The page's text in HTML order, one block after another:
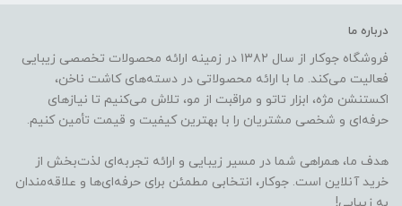
درباره ما
فروشگاه جوکار از سال ۱۳۸۲ در زمینه ارائه محصولات تخصصی زیبایی
فعالیت می‌کند. ما با ارائه محصولاتی در دسته‌های کاشت ناخن،
اکستنشن مژه، ابزار تاتو و مراقبت از مو، تلاش می‌کنیم تا نیازهای
حرفه‌ای و شخصی مشتریان را با بهترین کیفیت و قیمت تأمین کنیم.
هدف ما، همراهی شما در مسیر زیبایی و ارائه تجربه‌ای لذت‌بخش از
خرید آنلاین است. جوکار، انتخابی مطمئن برای حرفه‌ای‌ها و علاقه‌مندان